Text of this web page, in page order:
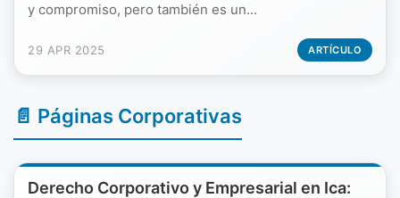
y compromiso, pero también es un...
29 APR 2025 ARTÍCULO
📄 Páginas Corporativas
Derecho Corporativo y Empresarial en Ica: